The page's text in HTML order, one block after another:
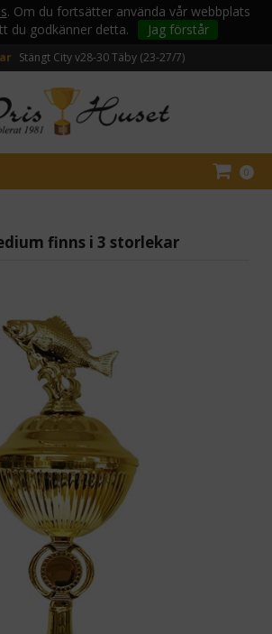
. Om du fortsätter använda vår webbplats
du godkänner detta.
Jag förstår
Stängt City v28-30Täby (23-27/7)
0
finns i 3 storlekar